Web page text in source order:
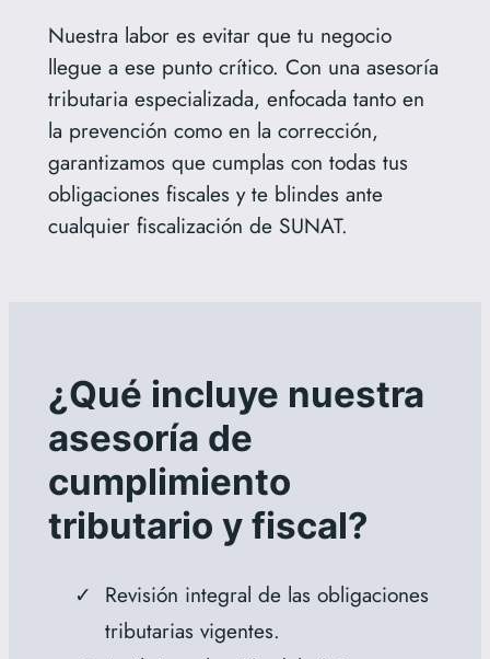
Nuestra labor es evitar que tu negocio
llegue a ese punto crítico. Con una asesoría
tributaria especializada, enfocada tanto en
la prevención como en la corrección,
garantizamos que cumplas con todas tus
obligaciones fiscales y te blindes ante
cualquier fiscalización de SUNAT.
¿Qué incluye nuestra
asesoría de
cumplimiento
tributario y fiscal?
Revisión integral de las obligaciones
tributarias vigentes.